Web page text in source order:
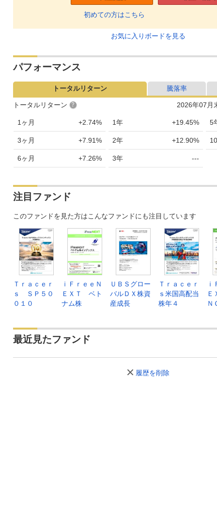
初めての方はこちら
お気に入りボードを見る
パフォーマンス
トータルリターン 騰落率
2026年07月
トータルリターン
1ヶ月 +2.74%
3ヶ月 +7.91%
6ヶ月 +7.26%
1年 +19.45%
2年 +12.90%
3年 ---
5
注目ファンド
このファンドを見た方はこんなファンドにも注目しています
Ｔｒａｃｅｒ
ｓ ＳＰ５０
０１０
ｉＦｒｅｅＮ
ＥＸＴ ベト
ナム株
ＵＢＳグロー
バルＤＸ株資
産成長
Ｔｒａｃｅｒ
ｓ米国高配当
株年４
Ｅ
Ｎ
最近見たファンド
履歴を削除